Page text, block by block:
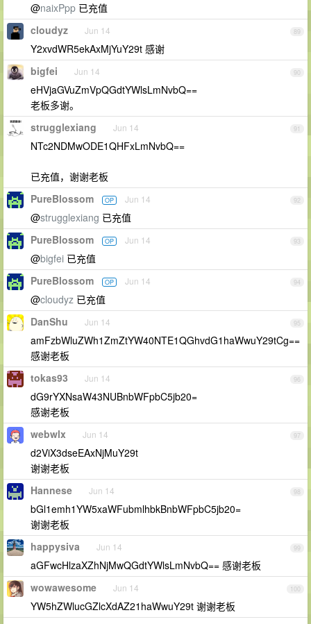
@naixPpp 已充值
89
cloudyz Jun 14
Y2xvdWR5ekAxMjYuY29t 感谢
90
bigfei Jun 14
eHVjaGVuZmVpQGdtYWlsLmNvbQ==
老板多谢。
91
strugglexiang Jun 14
NTc2NDMwODE1QHFxLmNvbQ==
已充值，谢谢老板
92
PureBlossom OP Jun 14
@strugglexiang 已充值
93
PureBlossom OP Jun 14
@bigfei 已充值
94
PureBlossom OP Jun 14
@cloudyz 已充值
95
DanShu Jun 14
amFzbWluZWh1ZmZtYW40NTE1QGhvdG1haWwuY29tCg==
感谢老板
96
tokas93 Jun 14
dG9rYXNsaW43NUBnbWFpbC5jb20=
感谢老板
97
webwlx Jun 14
d2ViX3dseEAxNjMuY29t
谢谢老板
98
Hannese Jun 14
bGl1emh1YW5xaWFubmlhbkBnbWFpbC5jb20=
谢谢老板
99
happysiva Jun 14
aGFwcHlzaXZhNjMwQGdtYWlsLmNvbQ== 感谢老板
100
wowawesome Jun 14
YW5hZWlucGZlcXdAZ21haWwuY29t 谢谢老板